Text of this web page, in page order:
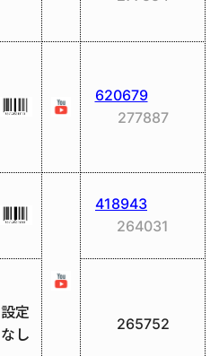
620679
277887
418943
264031
設定
なし
265752